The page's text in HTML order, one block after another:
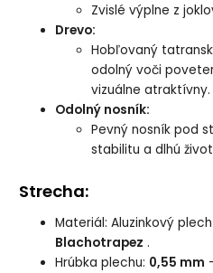
Zvislé výplne z
Drevo:
Hobľovaný
odolný voči
vizuálne atraktívny.
Odolný nosník:
Pevný nosník pod
stabilitu a dlhú
Strecha:
Materiál: Aluzinkový
Blachotrapez .
Hrúbka plechu: 0,55 mm